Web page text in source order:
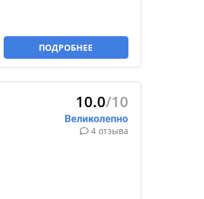
ПОДРОБНЕЕ
10.0/10
4 отзыва